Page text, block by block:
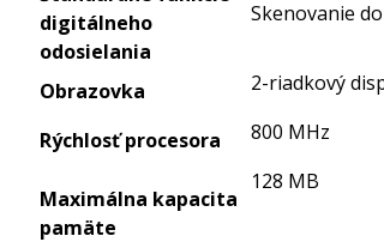
digitálneho
odosielania
Skenovanie
Obrazovka 2-riadkový
Rýchlosť procesora 800 MHz
Maximálna kapacita
pamäte
128 MB